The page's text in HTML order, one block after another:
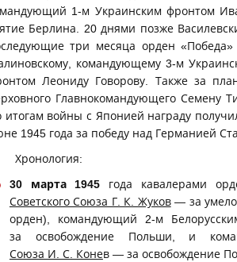
1-м Украинским фронтом
Берлина. 20 днями позже
три месяца орден
командующему 3-м
Леониду Говорову. Также за
Главнокомандующего Семену
итогам войны с Японией награду
1945 года за победу над Германией
Хронология:
30 марта 1945 года кавалерами
Советского Союза Г. К. Жуков— за
орден), командующий 2-м
за освобождение Польши, и
Союза И. С. Конев — за освобождение